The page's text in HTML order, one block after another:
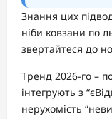
Знання цих
ніби ковзани по
звертайтеся до
Тренд 2026-го –
інтегрують з
нерухомість